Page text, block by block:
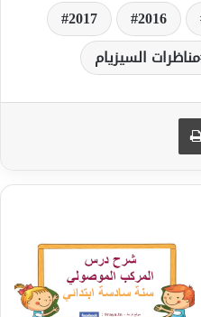
2016
2017
مناظرات السيزيام